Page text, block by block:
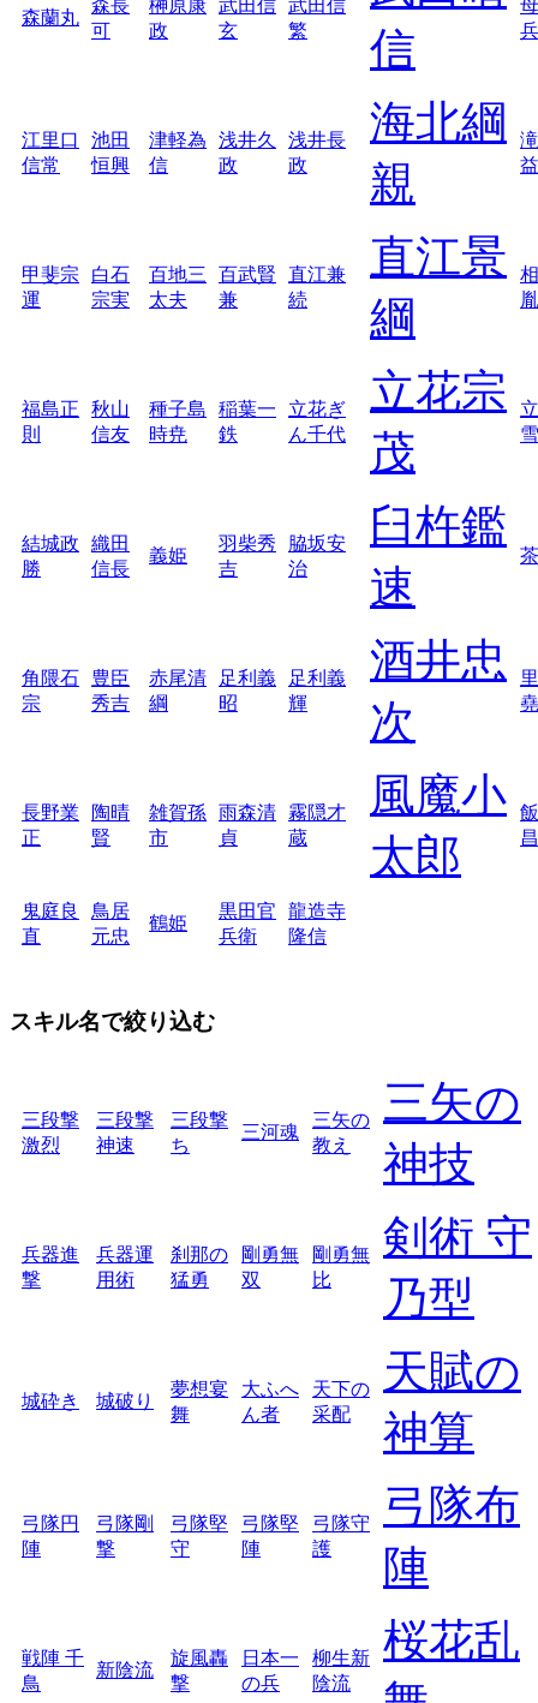
森蘭丸
森長
可
榊原康
政
武田信
玄
武田信
繁
信
江里口
信常
池田
恒興
津軽為
信
浅井久
政
浅井長
政
海北綱
親
益
甲斐宗
運
白石
宗実
百地三
太夫
百武賢
兼
直江兼
続
直江景
綱
胤
福島正
則
秋山
信友
種子島
時尭
稲葉一
鉄
立花ぎ
ん千代
立花宗
茂
雪
結城政
勝
織田
信長
義姫
羽柴秀
吉
脇坂安
治
臼杵鑑
速
角隈石
宗
豊臣
秀吉
赤尾清
綱
足利義
昭
足利義
輝
酒井忠
次
堯
長野業
正
陶晴
賢
雑賀孫
市
雨森清
貞
霧隠才
蔵
風魔小
太郎
昌
鬼庭良
直
鳥居
元忠
鶴姫
黒田官
兵衛
龍造寺
隆信
スキル名で絞り込む
三段撃
激烈
三段撃
神速
三段撃
ち
三河魂
三矢の
教え
三矢の
神技
兵器進
撃
兵器運
用術
刹那の
猛勇
剛勇無
双
剛勇無
比
剣術 守
乃型
城砕き 城破り
夢想宴
舞
大ふへ
ん者
天下の
采配
天賦の
神算
弓隊円
陣
弓隊剛
撃
弓隊堅
守
弓隊堅
陣
弓隊守
護
弓隊布
陣
戦陣 千
鳥
新陰流
旋風轟
撃
日本一
の兵
柳生新
陰流
桜花乱